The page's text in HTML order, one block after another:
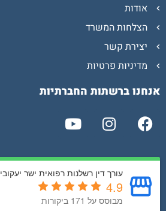
אודות
הצלחות המשרד
יצירת קשר
מדיניות פרטיות
אנחנו ברשתות החברתיות
עורך דין רשלנות רפואית ישר יעקובי
4.9
מבוסס על 171 ביקורות